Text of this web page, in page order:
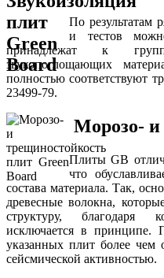
По результатам
и тестов
принадлежат к
звукопоглощающих
полностью соответствуют
23499-79.
Морозо- и
Плиты GB
что
состава материала. Так,
древесные волокна,
структуру, благодаря
исключается в принципе.
указанных плит более чем
сейсмической активностью.